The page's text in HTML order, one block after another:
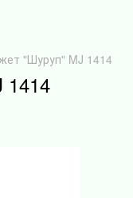
"Шуруп" MJ 1414